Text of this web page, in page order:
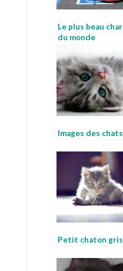
Le plus beau char
du monde
Images des chats
Petit chaton gris